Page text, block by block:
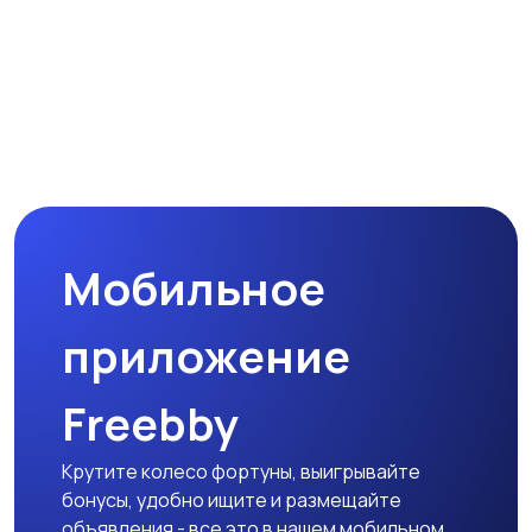
Мобильное
приложение
Freebby
Крутите колесо фортуны, выигрывайте
бонусы, удобно ищите и размещайте